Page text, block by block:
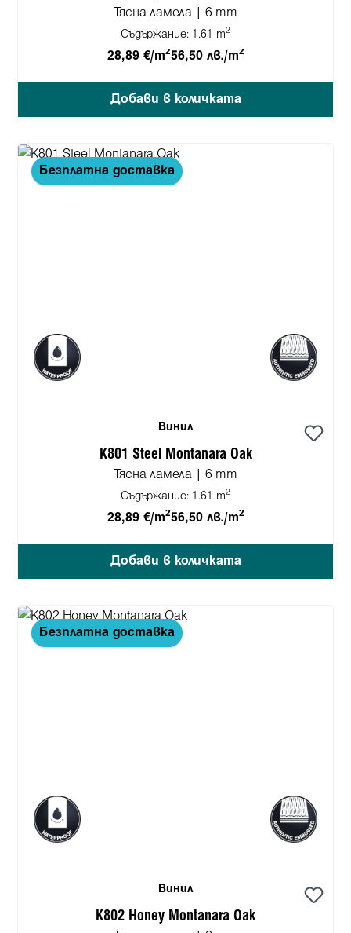
Тясна ламела | 6 mm
Съдържание: 1.61 m2
28,89 €/m256,50 лв./m2
Добави в количката
Безплатна доставка
Винил
K801 Steel Montanara Oak
Тясна ламела | 6 mm
Съдържание: 1.61 m2
28,89 €/m256,50 лв./m2
Добави в количката
Безплатна доставка
Винил
K802 Honey Montanara Oak